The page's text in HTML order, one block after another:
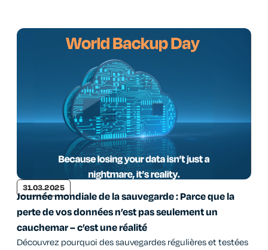
31.03.2025
Journée mondiale de la sauvegarde : Parce que la
perte de vos données n’est pas seulement un
cauchemar – c’est une réalité
Découvrez pourquoi des sauvegardes régulières et testées